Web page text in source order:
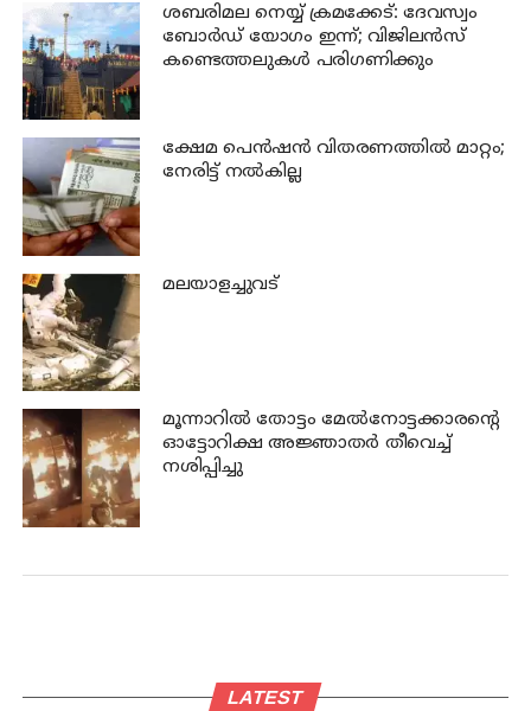
ശബരിമല നെയ്യ് ക്രമക്കേട്: ദേവസ്വം
ബോർഡ് യോഗം ഇന്ന്; വിജിലൻസ്
കണ്ടെത്തലുകൾ പരിഗണിക്കും
ക്ഷേമ പെന്‍ഷന്‍ വിതരണത്തില്‍ മാറ്റം;
നേരിട്ട് നല്‍കില്ല
മലയാളച്ചുവട്
മൂന്നാറില്‍ തോട്ടം മേല്‍നോട്ടക്കാരന്റെ
ഓട്ടോറിക്ഷ അജ്ഞാതര്‍ തീവെച്ച്
നശിപ്പിച്ചു
LATEST